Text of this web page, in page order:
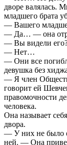
дворе валялась.
младшего брата
— Вашего
— Да… — она
— Вы видели
— Нет…
— Они все
девушка без
— Я член
говорит ей
правомочности
человека.
Она называет
двора.
— У них не было
ней. — Она